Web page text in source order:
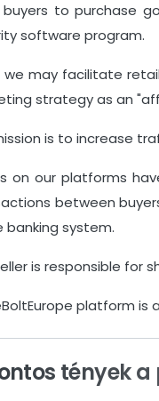
buyers to purchase
software program.
we may facilitate
strategy as an
is to increase
on our platforms
between
banking system.
is responsible for
platform is
tények